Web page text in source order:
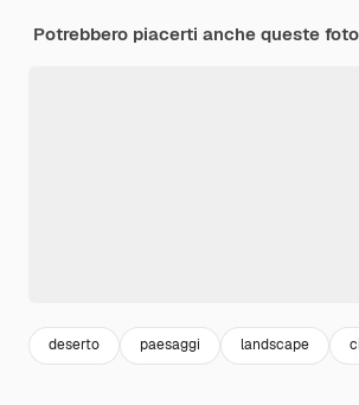
Potrebbero piacerti anche queste
deserto paesaggi landscape